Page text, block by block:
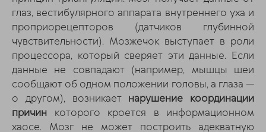
глаз, вестибулярного аппарата внутреннего уха и
проприорецепторов (датчиков глубинной
чувствительности). Мозжечок выступает в роли
процессора, который сверяет эти данные. Если
данные не совпадают (например, мышцы шеи
сообщают об одном положении головы, а глаза —
о другом), возникает нарушение координации
причин которого кроется в информационном
хаосе. Мозг не может построить адекватную